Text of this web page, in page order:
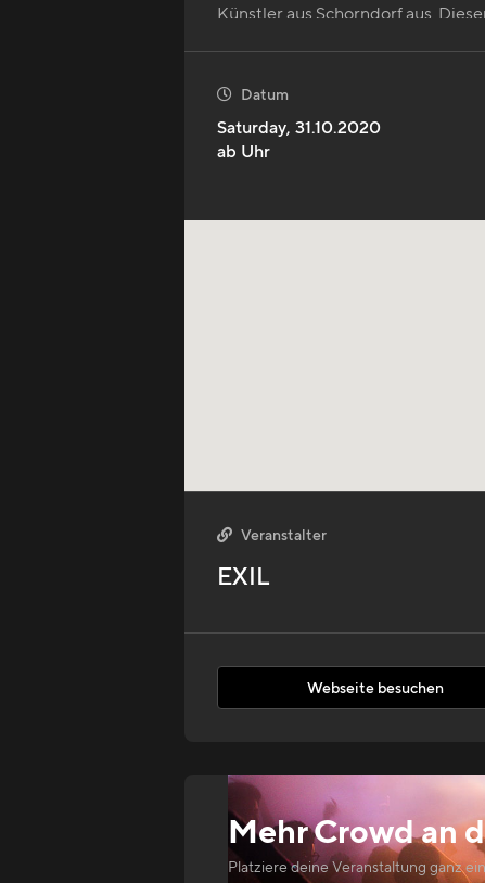
Künstler aus Schorndorf aus.
 Datum
Saturday, 31.10.2020
ab Uhr
 Veranstalter
EXIL
Webseite besuchen
Mehr Crowd an
Platziere deine Veranstaltung ganz